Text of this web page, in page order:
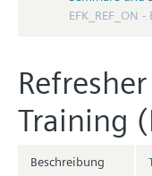
EFK_REF_ON
Training
Beschreibung